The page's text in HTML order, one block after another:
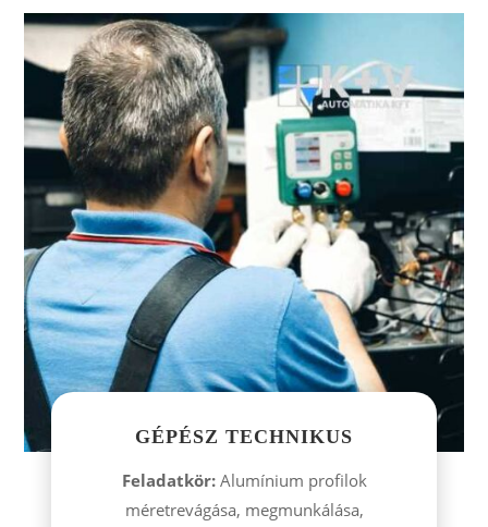
GÉPÉSZ TECHNIKUS
Feladatkör:Alumínium profilok
méretrevágása, megmunkálása,